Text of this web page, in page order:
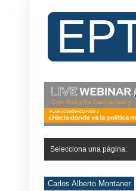
Selecciona una página:
Carlos Alberto Montaner